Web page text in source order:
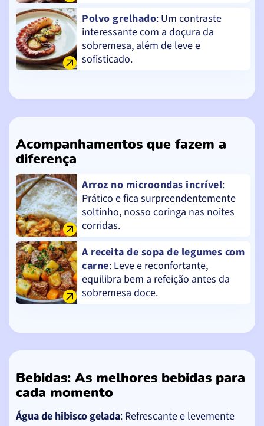
Polvo grelhado: Um contraste
interessante com a doçura da
sobremesa, além de leve e
sofisticado.
Acompanhamentos que fazem a
diferença
Arroz no microondas incrível:
Prático e fica surpreendentemente
soltinho, nosso coringa nas noites
corridas.
A receita de sopa de legumes com
carne: Leve e reconfortante,
equilibra bem a refeição antes da
sobremesa doce.
Bebidas: As melhores bebidas para
cada momento
Água de hibisco gelada: Refrescante e levemente